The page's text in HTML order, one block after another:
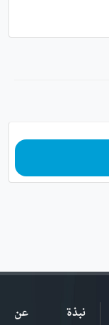
نبذة عن